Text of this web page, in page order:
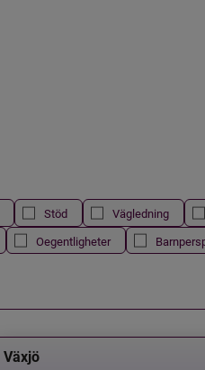
Stöd Vägledning
Oegentligheter
Växjö